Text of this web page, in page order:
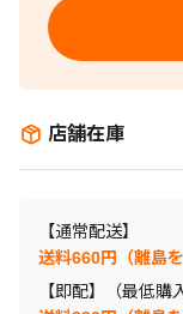
店舗在庫
【通常配送】
送料660円（離島
【即配】（最低購